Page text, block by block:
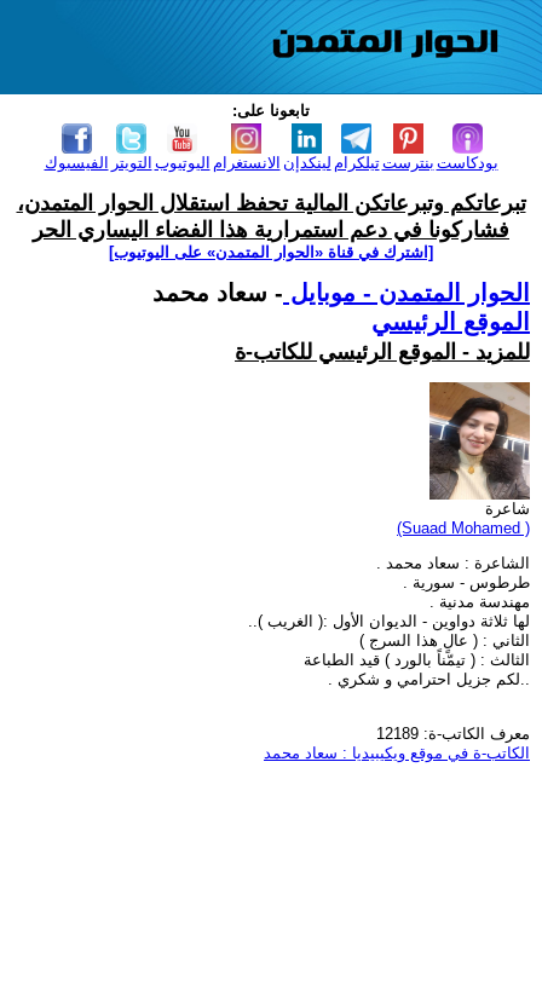
تابعونا على:
الفيسبوك التويتر اليوتيوب الانستغرام لينكدإن تيلكرامبنترست بودكاست
تبرعاتكم وتبرعاتكن المالية تحفظ استقلال الحوار المتمدن،
فشاركونا في دعم استمرارية هذا الفضاء اليساري الحر
[اشترك في قناة ‫«الحوار المتمدن» على اليوتيوب]
الحوار المتمدن - موبايل - سعاد محمد
الموقع الرئيسي
للمزيد - الموقع الرئيسي للكاتب-ة
شاعرة
(Suaad Mohamed )
الشاعرة : سعاد محمد .
طرطوس - سورية .
مهندسة مدنية .
لها ثلاثة دواوين - الديوان الأول :( الغريب )..
الثاني : ( عالٍ هذا السرج )
الثالث : ( تيمّناً بالورد ) قيد الطباعة
..لكم جزيل احترامي و شكري .
معرف الكاتب-ة: 12189
الكاتب-ة في موقع ويكيبيديا : سعاد محمد